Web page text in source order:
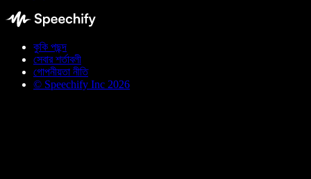
কুকি পছন্দ
সেবার শর্তাবলী
গোপনীয়তা নীতি
© Speechify Inc 2026